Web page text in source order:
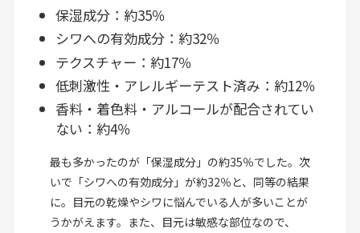
保湿成分：約35％
シワへの有効成分：約32％
テクスチャー：約17％
低刺激性・アレルギーテスト済み：約12％
香料・着色料・アルコールが配合されてい
ない：約4％
最も多かったのが「保湿成分」の約35％でした。次
いで「シワへの有効成分」が約32％と、同等の結果
に。目元の乾燥やシワに悩んでいる人が多いことが
うかがえます。また、目元は敏感な部位なので、